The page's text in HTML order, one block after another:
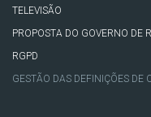
TELEVISÃO
PROPOSTA DO GOVERNO DE
RGPD
GESTÃO DAS DEFINIÇÕES DE